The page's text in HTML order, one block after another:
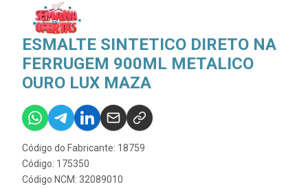
ESMALTE SINTETICO DIRETO NA
FERRUGEM 900ML METALICO
OURO LUX MAZA
Código do Fabricante: 18759
Código: 175350
Código NCM: 32089010